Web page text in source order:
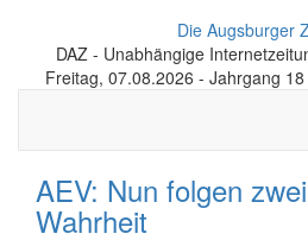
Die Augsburger
DAZ - Unabhängige
Freitag, 07.08.2026 - Jahrgang
AEV: Nun folgen
Wahrheit